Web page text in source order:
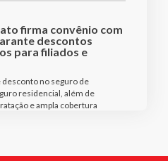
firma convênio com
descontos
para filiados e
no seguro de
residencial, além de
e ampla cobertura